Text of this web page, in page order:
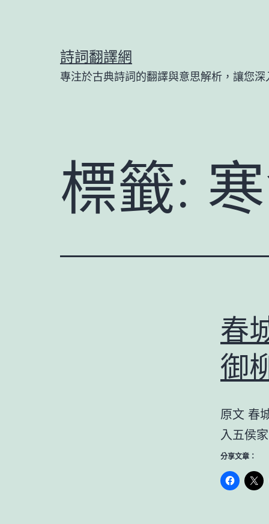
詩詞翻譯網
專注於古典詩詞的翻譯與意思解析，讓您深
標籤:
春
御
原文 春
入五侯
分享文章：